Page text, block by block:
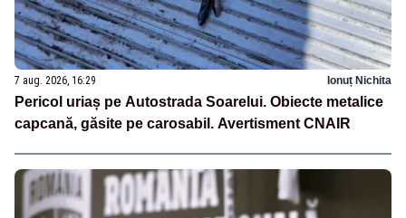
7 aug. 2026, 16:29 Ionuț Nichita
Pericol uriaș pe Autostrada Soarelui. Obiecte metalice
capcană, găsite pe carosabil. Avertisment CNAIR